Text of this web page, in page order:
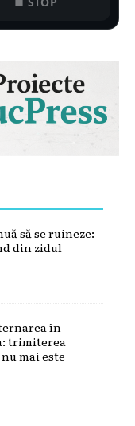
să se ruineze:
din zidul
în
trimiterea
mai este